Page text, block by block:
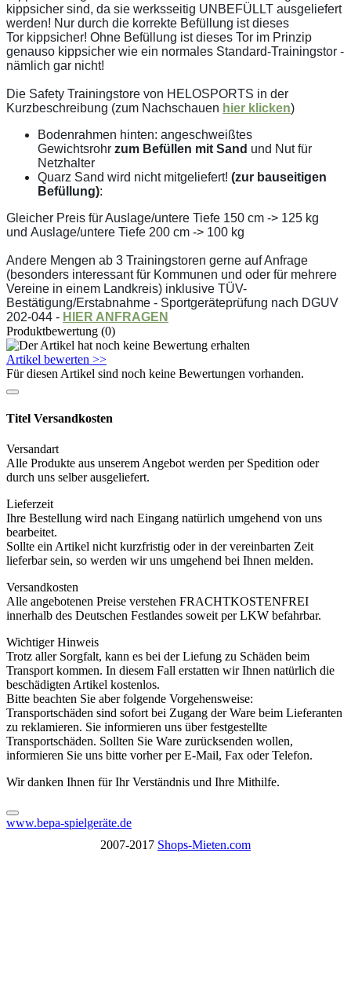
kippsicher sind, da sie werksseitig UNBEFÜLLT ausgeliefert
werden! Nur durch die korrekte Befüllung ist dieses
Tor kippsicher! Ohne Befüllung ist dieses Tor im Prinzip
genauso kippsicher wie ein normales Standard-Trainingstor -
nämlich gar nicht!
Die Safety Trainingstore von HELOSPORTS in der
Kurzbeschreibung (zum Nachschauen hier klicken)
Bodenrahmen hinten: angeschweißtes
Gewichtsrohr zum Befüllen mit Sand und Nut für
Netzhalter
Quarz Sand wird nicht mitgeliefert! (zur bauseitigen
Befüllung):
Gleicher Preis für Auslage/untere Tiefe 150 cm -> 125 kg
und Auslage/untere Tiefe 200 cm -> 100 kg
Andere Mengen ab 3 Trainingstoren gerne auf Anfrage
(besonders interessant für Kommunen und oder für mehrere
Vereine in einem Landkreis) inklusive TÜV-
Bestätigung/Erstabnahme - Sportgeräteprüfung nach DGUV
202-044 - HIER ANFRAGEN
Produktbewertung (0)
Artikel bewerten >>
Für diesen Artikel sind noch keine Bewertungen vorhanden.
Titel Versandkosten
Versandart
Alle Produkte aus unserem Angebot werden per Spedition oder
durch uns selber ausgeliefert.
Lieferzeit
Ihre Bestellung wird nach Eingang natürlich umgehend von uns
bearbeitet.
Sollte ein Artikel nicht kurzfristig oder in der vereinbarten Zeit
lieferbar sein, so werden wir uns umgehend bei Ihnen melden.
Versandkosten
Alle angebotenen Preise verstehen FRACHTKOSTENFREI
innerhalb des Deutschen Festlandes soweit per LKW befahrbar.
Wichtiger Hinweis
Trotz aller Sorgfalt, kann es bei der Liefung zu Schäden beim
Transport kommen. In diesem Fall erstatten wir Ihnen natürlich die
beschädigten Artikel kostenlos.
Bitte beachten Sie aber folgende Vorgehensweise:
Transportschäden sind sofort bei Zugang der Ware beim Lieferanten
zu reklamieren. Sie informieren uns über festgestellte
Transportschäden. Sollten Sie Ware zurücksenden wollen,
informieren Sie uns bitte vorher per E-Mail, Fax oder Telefon.
Wir danken Ihnen für Ihr Verständnis und Ihre Mithilfe.
www.bepa-spielgeräte.de
2007-2017 Shops-Mieten.com